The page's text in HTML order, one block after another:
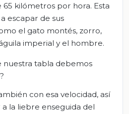
65 kilómetros por hora. Esta
escapar de sus
el gato montés, zorro,
imperial y el hombre.
nuestra tabla debemos
con esa velocidad, así
la liebre enseguida del